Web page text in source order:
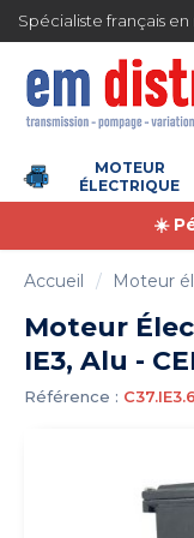
en France
MOTEUR
ÉLECTRIQUE
☀️
Accueil Moteur
Moteur
IE3, Alu -
Référence :
Gestion des cookies